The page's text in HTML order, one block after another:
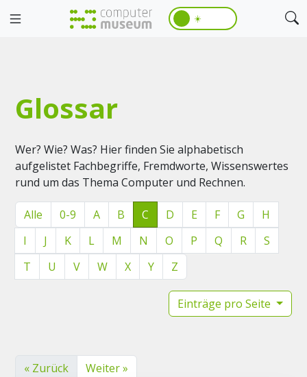
☀️
Glossar
Wer? Wie? Was? Hier finden Sie alphabetisch
aufgelistet Fachbegriffe, Fremdworte, Wissenswertes
rund um das Thema Computer und Rechnen.
Alle 0-9 A B C D E F G
H
I
J K L M N O P Q R
S
T
U V W X Y Z
Einträge pro Seite
« Zurück Weiter »